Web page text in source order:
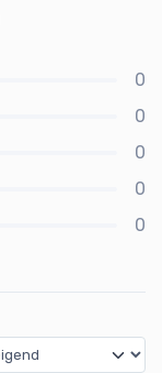
0
0
0
0
0